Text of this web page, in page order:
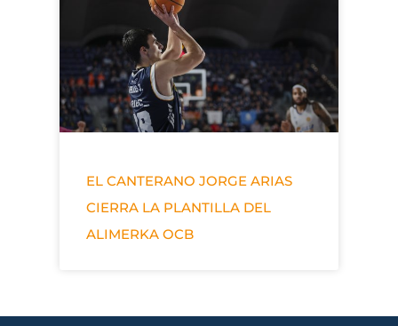
EL CANTERANO JORGE ARIAS
CIERRA LA PLANTILLA DEL
ALIMERKA OCB